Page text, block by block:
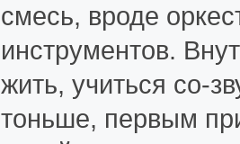
смесь, вроде
инструментов.
жить, учиться со-
тоньше, первым